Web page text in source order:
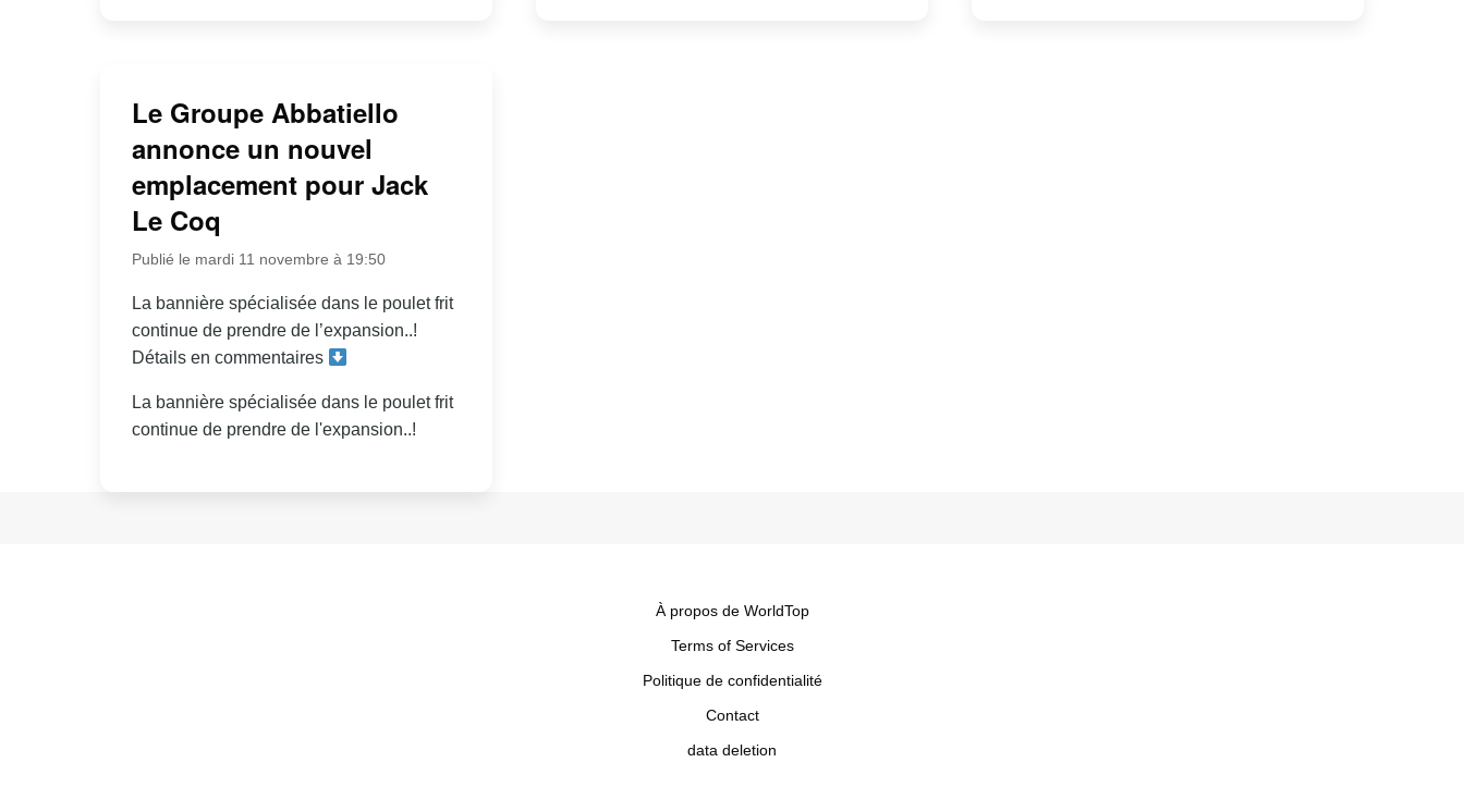
Le Groupe Abbatiello
annonce un nouvel
emplacement pour Jack
Le Coq
Publié le mardi 11 novembre à 19:50
La bannière spécialisée dans le poulet frit
continue de prendre de l’expansion..!
Détails en commentaires
La bannière spécialisée dans le poulet frit
continue de prendre de l'expansion..!
À propos de WorldTop
Terms of Services
Politique de confidentialité
Contact
data deletion